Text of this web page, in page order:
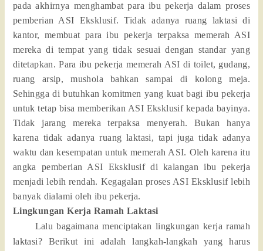
pada akhirnya menghambat para ibu pekerja dalam proses
pemberian ASI Eksklusif. Tidak adanya ruang laktasi di
kantor, membuat para ibu pekerja terpaksa memerah ASI
mereka di tempat yang tidak sesuai dengan standar yang
ditetapkan. Para ibu pekerja memerah ASI di toilet, gudang,
ruang arsip, mushola bahkan sampai di kolong meja.
Sehingga di butuhkan komitmen yang kuat bagi ibu pekerja
untuk tetap bisa memberikan ASI Eksklusif kepada bayinya.
Tidak jarang mereka terpaksa menyerah. Bukan hanya
karena tidak adanya ruang laktasi, tapi juga tidak adanya
waktu dan kesempatan untuk memerah ASI. Oleh karena itu
angka pemberian ASI Eksklusif di kalangan ibu pekerja
menjadi lebih rendah. Kegagalan proses ASI Eksklusif lebih
banyak dialami oleh ibu pekerja.
Lingkungan Kerja Ramah Laktasi
Lalu bagaimana menciptakan lingkungan kerja ramah
laktasi? Berikut ini adalah langkah-langkah yang harus